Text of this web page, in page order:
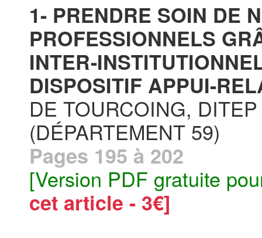
1- PRENDRE SOIN DE
PROFESSIONNELS
INTER-
DISPOSITIF APPUI-
DE TOURCOING,
(DÉPARTEMENT 59)
Pages 195 à 202
[Version PDF gratuite
cet article - 3€]